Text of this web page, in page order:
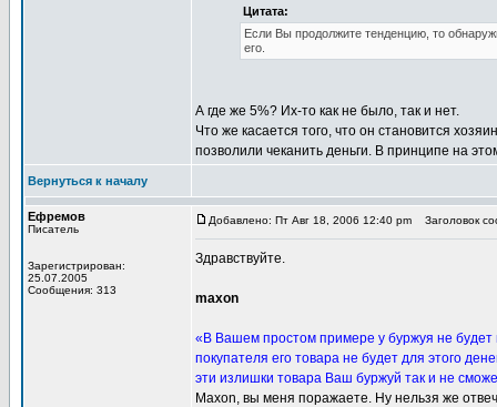
Цитата:
Если Вы продолжите тенденцию, то
его.
А где же 5%? Их-то как не было, так и нет.
Что же касается того, что он становится
позволили чеканить деньги. В принципе на
Вернуться к началу
Ефремов
Писатель
Зарегистрирован:
25.07.2005
Сообщения: 313
Добавлено: Пт Авг 18, 2006 12:40 pm Заголовок
Здравствуйте.
maxon
«В Вашем простом примере у буржуя не будет
покупателя его товара не будет для этого
эти излишки товара Ваш буржуй так и не
Maxon, вы меня поражаете. Ну нельзя же